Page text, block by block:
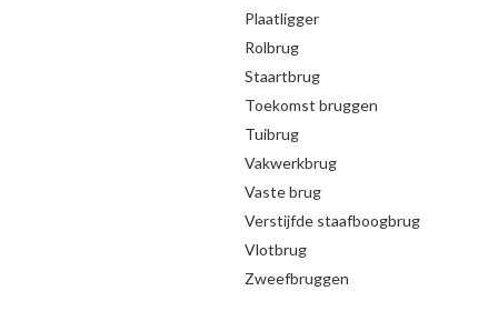
Plaatligger
Rolbrug
Staartbrug
Toekomst bruggen
Tuibrug
Vakwerkbrug
Vaste brug
Verstijfde staafboogbrug
Vlotbrug
Zweefbruggen